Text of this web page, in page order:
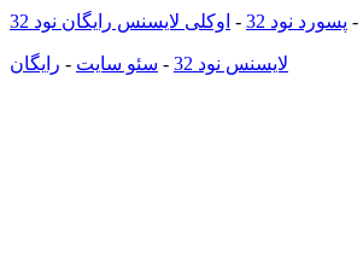
- پسورد نود 32 - اوکلی لایسنس رایگان نود 32
لایسنس نود 32 - سئو سایت - رایگان